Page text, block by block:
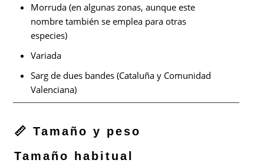
Morruda (en algunas zonas, aunque este
nombre también se emplea para otras
especies)
Variada
Sarg de dues bandes (Cataluña y Comunidad
Valenciana)
📏 Tamaño y peso
Tamaño habitual